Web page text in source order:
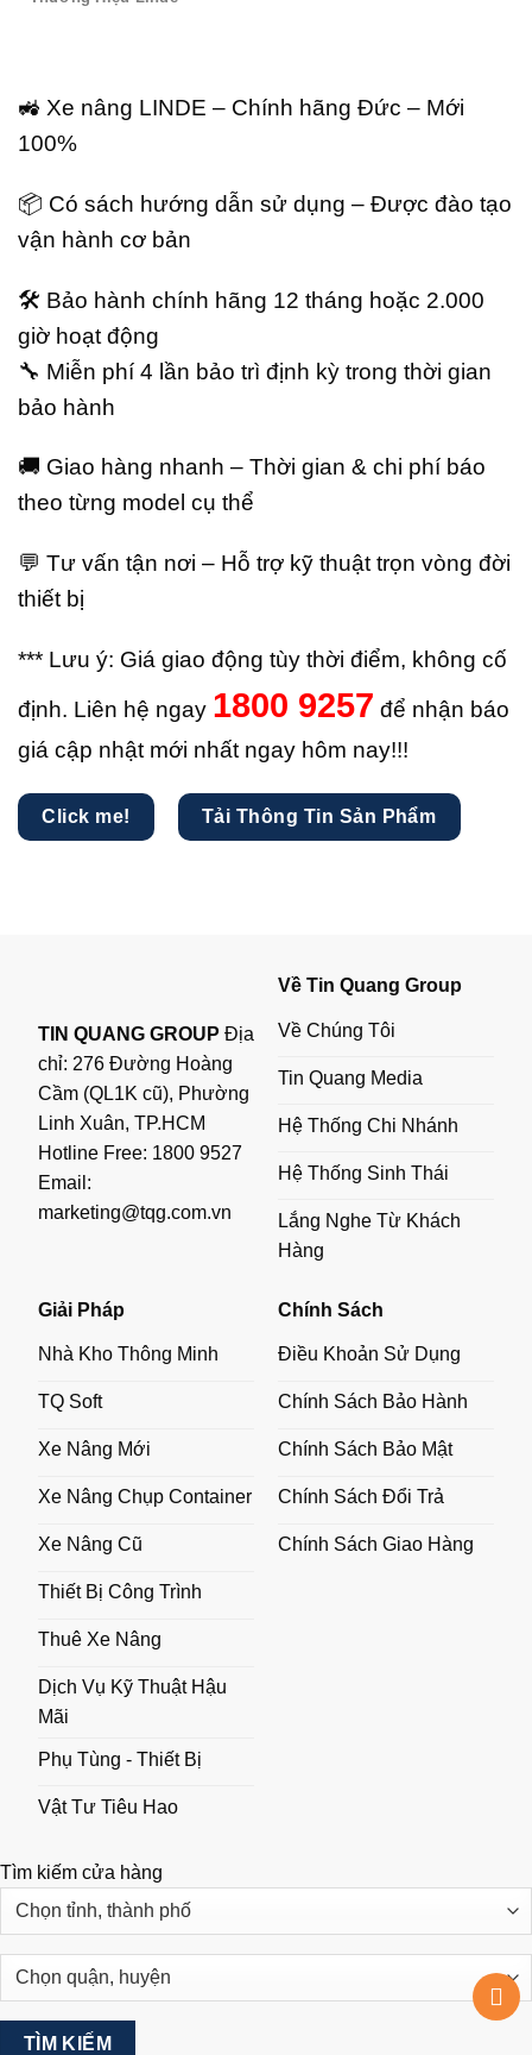
🚜 Xe nâng LINDE – Chính hãng Đức – Mới
100%
📦 Có sách hướng dẫn sử dụng – Được đào tạo
vận hành cơ bản
🛠️ Bảo hành chính hãng 12 tháng hoặc 2.000
giờ hoạt động
🔧 Miễn phí 4 lần bảo trì định kỳ trong thời gian
bảo hành
🚚 Giao hàng nhanh – Thời gian & chi phí báo
theo từng model cụ thể
💬 Tư vấn tận nơi – Hỗ trợ kỹ thuật trọn vòng đời
thiết bị
*** Lưu ý: Giá giao động tùy thời điểm, không cố
định. Liên hệ ngay 1800 9257 để nhận báo
giá cập nhật mới nhất ngay hôm nay!!!
Click me! Tải Thông Tin Sản Phẩm
TIN QUANG GROUP Địa
chỉ: 276 Đường Hoàng
Cầm (QL1K cũ), Phường
Linh Xuân, TP.HCM
Hotline Free: 1800 9527
Email:
marketing@tqg.com.vn
Về Tin Quang Group
Về Chúng Tôi
Tin Quang Media
Hệ Thống Chi Nhánh
Hệ Thống Sinh Thái
Lắng Nghe Từ Khách
Hàng
Giải Pháp
Nhà Kho Thông Minh
TQ Soft
Xe Nâng Mới
Xe Nâng Chụp Container
Xe Nâng Cũ
Thiết Bị Công Trình
Thuê Xe Nâng
Dịch Vụ Kỹ Thuật Hậu
Mãi
Phụ Tùng - Thiết Bị
Vật Tư Tiêu Hao
Chính Sách
Điều Khoản Sử Dụng
Chính Sách Bảo Hành
Chính Sách Bảo Mật
Chính Sách Đổi Trả
Chính Sách Giao Hàng
Tìm kiếm cửa hàng